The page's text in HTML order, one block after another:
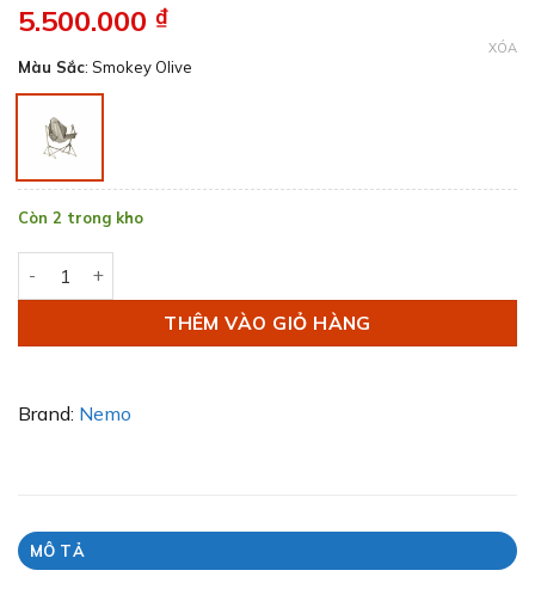
5.500.000 ₫
Màu Sắc: Smokey Olive
XÓA
Còn 2 trong kho
THÊM VÀO GIỎ HÀNG
Brand: Nemo
MÔ TẢ